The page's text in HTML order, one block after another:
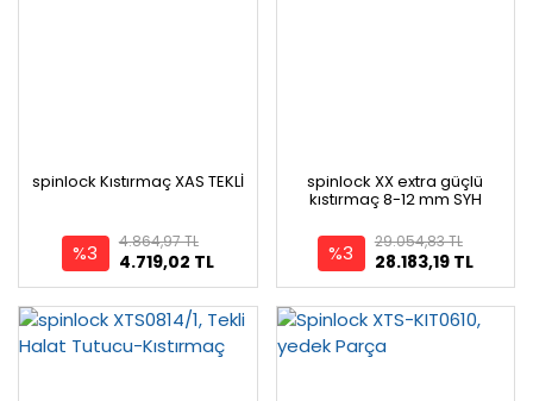
spinlock Kıstırmaç XAS TEKLİ
%3 4.719,02 TL
4.864,97 TL
spinlock XX extra güçlü
kıstırmaç 8-12 mm SYH
%3 28.183,19 TL
29.054,83 TL